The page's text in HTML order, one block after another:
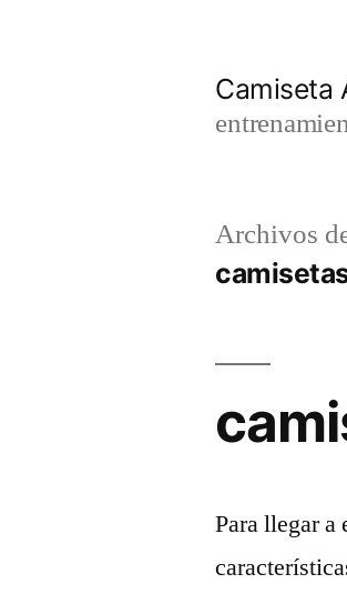
Camiseta
Archivos
Para llegar a